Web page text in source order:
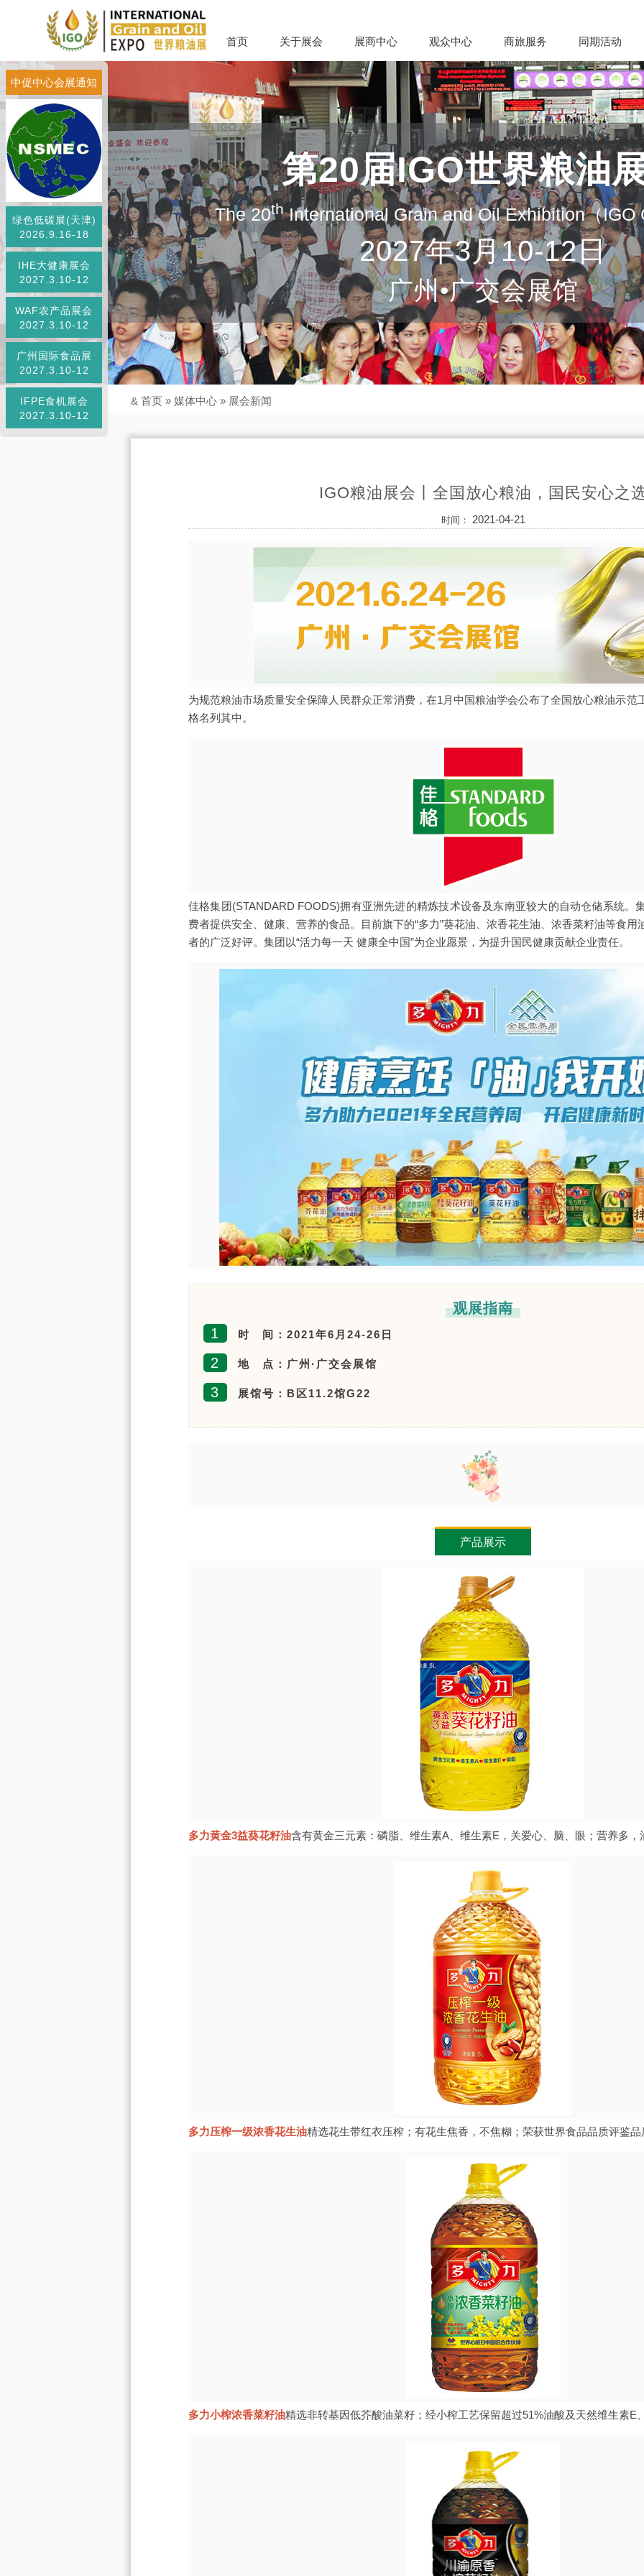
首页 关于展会 展商中心 观众中心 商旅服务 同期活动
第20届IGO世界粮油
The 20thInternational Grain and Oil Exhibition（IGO
2027年3月10-12日
广州•广交会展馆
中促中心会展通知
绿色低碳展(天津)
2026.9.16-18
IHE大健康展会
2027.3.10-12
WAF农产品展会
2027.3.10-12
广州国际食品展
2027.3.10-12
IFPE食机展会
2027.3.10-12
& 首页 » 媒体中心 » 展会新闻
IGO粮油展会丨全国放心粮油，国民安心之
时间： 2021-04-21
为规范粮油市场质量安全保障人民群众正常消费，在1月中国粮油学会公布了全国放心粮油示范
格名列其中。
佳格集团(STANDARD FOODS)拥有亚洲先进的精炼技术设备及东南亚较大的自动仓储系统。
费者提供安全、健康、营养的食品。目前旗下的“多力”葵花油、浓香花生油、浓香菜籽油等食
者的广泛好评。集团以“活力每一天 健康全中国”为企业愿景，为提升国民健康贡献企业责任。
观展指南
1
时 间：2021年6月24-26日
2 地 点：广州·广交会展馆
3 展馆号：B区11.2馆G22
产品展示
多力黄金3益葵花籽油含有黄金三元素：磷脂、维生素A、维生素E，关爱心、脑、眼；营养多，
多力压榨一级浓香花生油精选花生带红衣压榨；有花生焦香，不焦糊；荣获世界食品品质评鉴品
多力小榨浓香菜籽油精选非转基因低芥酸油菜籽；经小榨工艺保留超过51%油酸及天然维生素E